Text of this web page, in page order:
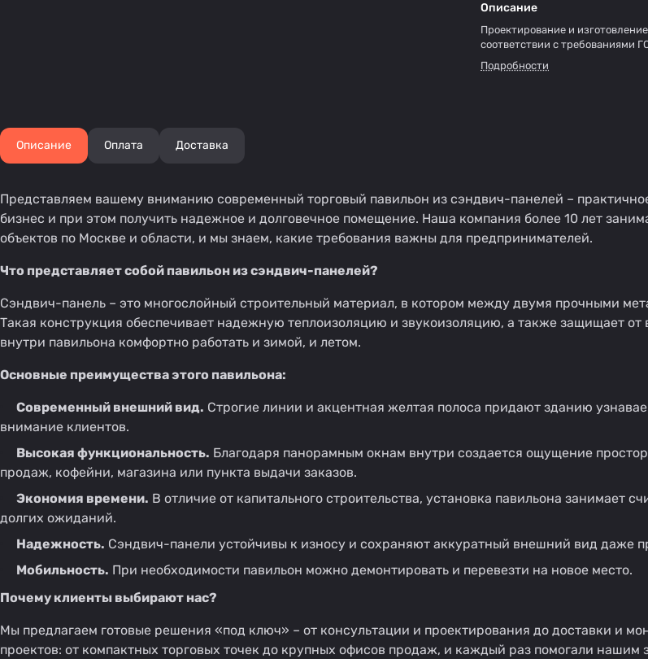
Описание
Проектирование и
соответствии с требованиями
Подробности
Описание Оплата Доставка
Представляем вашему вниманию современный торговый павильон из сэндвич-панелей –
бизнес и при этом получить надежное и долговечное помещение. Наша компания более 10 лет
объектов по Москве и области, и мы знаем, какие требования важны для предпринимателей.
Что представляет собой павильон из сэндвич-панелей?
Сэндвич-панель – это многослойный строительный материал, в котором между двумя прочными
Такая конструкция обеспечивает надежную теплоизоляцию и звукоизоляцию, а также защищает
внутри павильона комфортно работать и зимой, и летом.
Основные преимущества этого павильона:
Современный внешний вид. Строгие линии и акцентная желтая полоса придают зданию
внимание клиентов.
Высокая функциональность. Благодаря панорамным окнам внутри создается ощущение
продаж, кофейни, магазина или пункта выдачи заказов.
Экономия времени. В отличие от капитального строительства, установка павильона занимает
долгих ожиданий.
Надежность. Сэндвич-панели устойчивы к износу и сохраняют аккуратный внешний вид даже
Мобильность. При необходимости павильон можно демонтировать и перевезти на новое место.
Почему клиенты выбирают нас?
Мы предлагаем готовые решения «под ключ» – от консультации и проектирования до доставки и
проектов: от компактных торговых точек до крупных офисов продаж, и каждый раз помогали нашим